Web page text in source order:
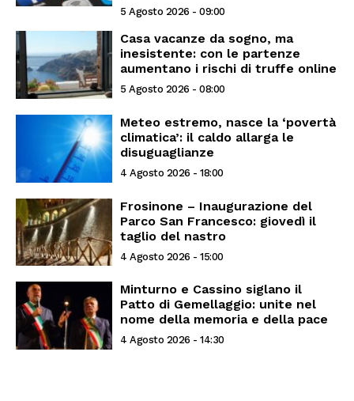
5 Agosto 2026 - 09:00
Casa vacanze da sogno, ma
inesistente: con le partenze
aumentano i rischi di truffe online
5 Agosto 2026 - 08:00
Meteo estremo, nasce la ‘povertà
climatica’: il caldo allarga le
disuguaglianze
4 Agosto 2026 - 18:00
Frosinone – Inaugurazione del
Parco San Francesco: giovedì il
taglio del nastro
4 Agosto 2026 - 15:00
Minturno e Cassino siglano il
Patto di Gemellaggio: unite nel
nome della memoria e della pace
4 Agosto 2026 - 14:30